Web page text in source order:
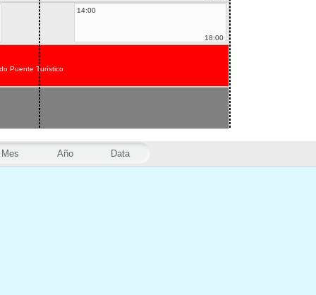
Mes Año Data
14:00
18:00
Puente Turístico